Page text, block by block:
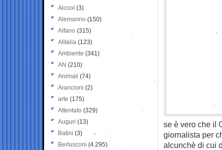
se è vero che il
giornalista per
alcunchè di cui
Alcool (3)
Alemanno (150)
Alfano (315)
Alitalia (123)
Ambiente (341)
AN (210)
Animali (74)
Arancioni (2)
arte (175)
Attentato (329)
Auguri (13)
Batini (3)
Berlusconi (4.295)